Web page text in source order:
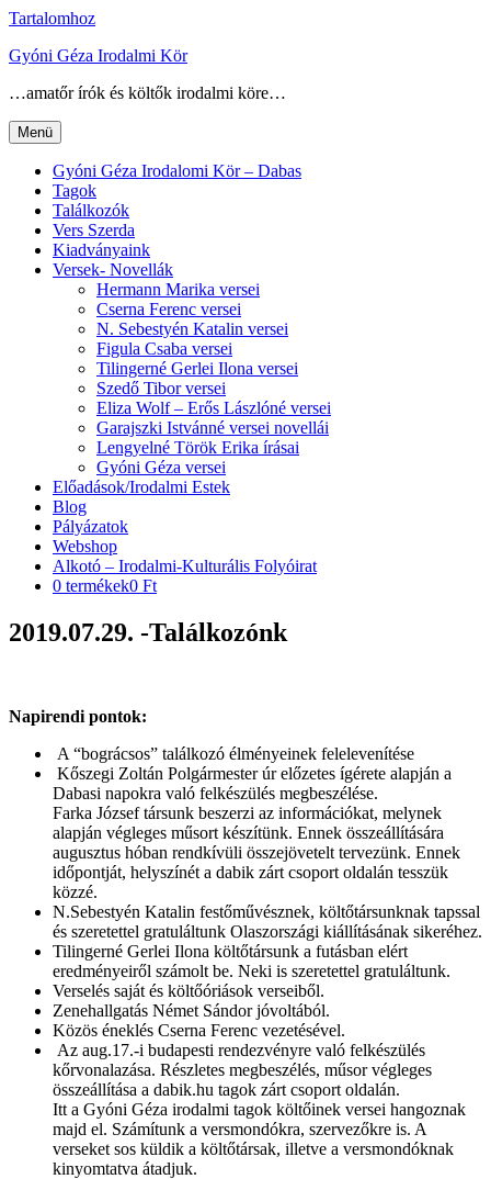
Tartalomhoz
Gyóni Géza Irodalmi Kör
…amatőr írók és költők irodalmi köre…
Menü
Gyóni Géza Irodalomi Kör – Dabas
Tagok
Találkozók
Vers Szerda
Kiadványaink
Versek- Novellák
Hermann Marika versei
Cserna Ferenc versei
N. Sebestyén Katalin versei
Figula Csaba versei
Tilingerné Gerlei Ilona versei
Szedő Tibor versei
Eliza Wolf – Erős Lászlóné versei
Garajszki Istvánné versei novellái
Lengyelné Török Erika írásai
Gyóni Géza versei
Előadások/Irodalmi Estek
Blog
Pályázatok
Webshop
Alkotó – Irodalmi-Kulturális Folyóirat
0 termékek0 Ft
2019.07.29. -Találkozónk
Napirendi pontok:
A “bográcsos” találkozó élményeinek felelevenítése
Kőszegi Zoltán Polgármester úr előzetes ígérete alapján a
Dabasi napokra való felkészülés megbeszélése.
Farka József társunk beszerzi az információkat, melynek
alapján végleges műsort készítünk. Ennek összeállítására
augusztus hóban rendkívüli összejövetelt tervezünk. Ennek
időpontját, helyszínét a dabik zárt csoport oldalán tesszük
közzé.
N.Sebestyén Katalin festőművésznek, költőtársunknak tapssal
és szeretettel gratuláltunk Olaszországi kiállításának sikeréhez.
Tilingerné Gerlei Ilona költőtársunk a futásban elért
eredményeiről számolt be. Neki is szeretettel gratuláltunk.
Verselés saját és költőóriások verseiből.
Zenehallgatás Német Sándor jóvoltából.
Közös éneklés Cserna Ferenc vezetésével.
Az aug.17.-i budapesti rendezvényre való felkészülés
kőrvonalazása. Részletes megbeszélés, műsor végleges
összeállítása a dabik.hu tagok zárt csoport oldalán.
Itt a Gyóni Géza irodalmi tagok költőinek versei hangoznak
majd el. Számítunk a versmondókra, szervezőkre is. A
verseket sos küldik a költőtársak, illetve a versmondóknak
kinyomtatva átadjuk.